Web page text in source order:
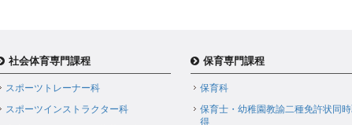
社会体育専門課程
スポーツトレーナー科
スポーツインストラクター科
保育専門課程
保育科
保育士・幼稚園教諭二種免許状同
得